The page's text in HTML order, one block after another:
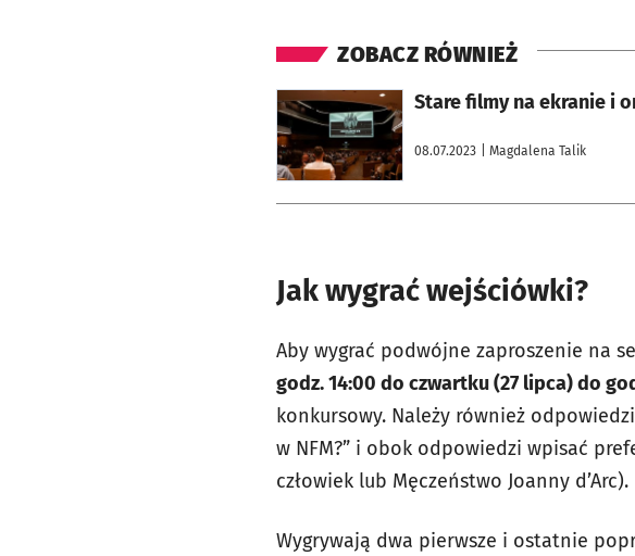
ZOBACZ RÓWNIEŻ
Stare filmy na ekranie i
08.07.2023 | Magdalena Talik
otworzy się w nowej karcie
Jak wygrać wejściówki?
Aby wygrać podwójne zaproszenie na
godz. 14:00 do czwartku (27 lipca) do
konkursowy. Należy również
w NFM?” i obok odpowiedzi wpisać
człowiek lub Męczeństwo Joanny d’Arc).
Wygrywają dwa pierwsze i ostatnie